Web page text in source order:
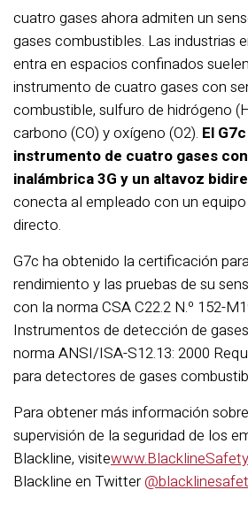
cuatro gases ahora admiten un
gases combustibles. Las industrias
entra en espacios confinados
instrumento de cuatro gases con
combustible, sulfuro de hidrógeno
carbono (CO) y oxígeno (O2). El
instrumento de cuatro gases
inalámbrica 3G y un altavoz
conecta al empleado con un
directo.
G7c ha obtenido la certificación
rendimiento y las pruebas de su
con la norma CSA C22.2 N.º 152-
Instrumentos de detección de
norma ANSI/ISA-S12.13: 2000
para detectores de gases
Para obtener más información
supervisión de la seguridad de los
Blackline, visite
Blackline en Twitter